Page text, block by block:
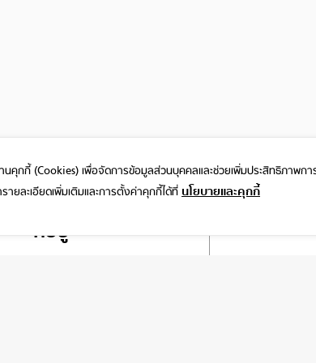
ที่อยู่
นคุกกี้ (Cookies)เพื่อจัดการข้อมูลส่วนบุคคลและช่วยเพิ่มประสิทธิภาพกา
ยละเอียดเพิ่มเติมและการตั้งค่าคุกกี้ได้ที่นโยบายและคุกกี้